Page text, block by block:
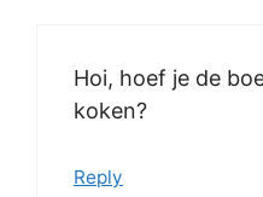
Hoi, hoef je de
koken?
Reply